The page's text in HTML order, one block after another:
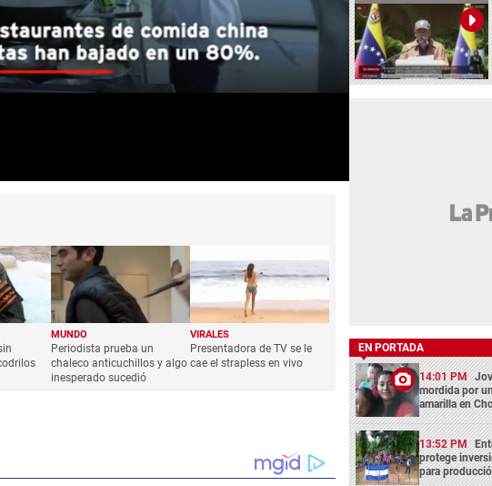
MUNDO
Periodista prueba un
chaleco anticuchillos y algo
inesperado sucedió
VIRALES
Presentadora de TV se le
cae el strapless en vivo
EN PORTADA
14:01 PM
mordida por
amarilla en
13:52 PM
protege
para